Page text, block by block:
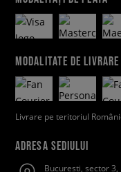
MODALITATE DE LIVRARE
Livrare pe teritoriul
ADRESA SEDIULUI
Bucuresti, sector